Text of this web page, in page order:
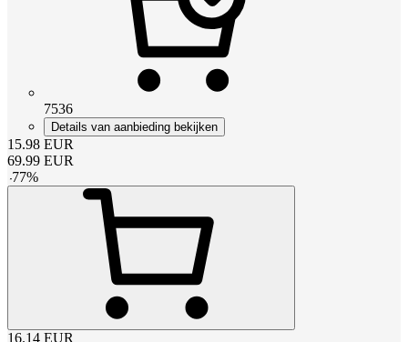
7536
Details van aanbieding bekijken
15.98 EUR
69.99 EUR
-77%
16.14 EUR